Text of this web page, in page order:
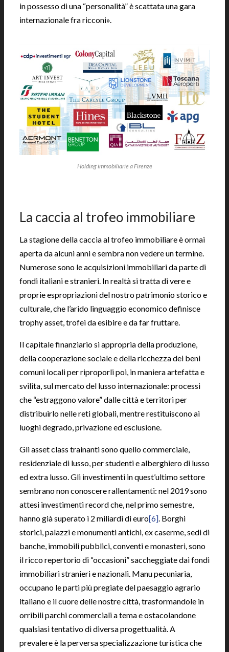
in possesso di una “personalità” è scattata una gara
internazionale fra ricconi».
Holding immobiliarie a Firenze
La caccia al trofeo immobiliare
La stagione della caccia al trofeo immobiliare è ormai
aperta da alcuni anni e sembra non vedere un termine.
Numerose sono le acquisizioni immobiliari da parte di
fondi italiani e stranieri. In realtà si tratta di vere e
proprie espropriazioni del nostro patrimonio storico e
culturale, che l’arido linguaggio economico definisce
trophy asset, trofei da esibire e da far fruttare.
Il capitale finanziario si appropria della produzione,
della cooperazione sociale e della ricchezza dei beni
comuni locali per riproporli poi, in maniera artefatta e
svilita, sul mercato del lusso internazionale: processi
che “estraggono valore” dalle città e territori per
distribuirlo nelle reti globali, mentre restituiscono ai
luoghi degrado, privazione ed esclusione.
Gli asset class trainanti sono quello commerciale,
residenziale di lusso, per studenti e alberghiero di lusso
ed extra lusso. Gli investimenti in quest’ultimo settore
sembrano non conoscere rallentamenti: nel 2019 sono
attesi investimenti record che, nel primo semestre,
hanno già superato i 2 miliardi di euro[6] . Borghi
storici, palazzi e monumenti antichi, ex caserme, sedi di
banche, immobili pubblici, conventi e monasteri, sono
il ricco repertorio di “occasioni” saccheggiate dai fondi
immobiliari stranieri e nazionali. Manu pecuniaria,
occupano le parti più pregiate del paesaggio agrario
italiano e il cuore delle nostre città, trasformandole in
orribili parchi commerciali a tema e ostacolandone
qualsiasi tentativo di diversa progettualità. A
prevalere è la perversa specializzazione turistica che